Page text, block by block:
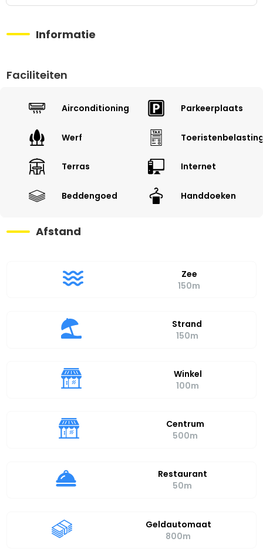
Informatie
Faciliteiten
Airconditioning Parkeerplaats
Werf
Terras Internet
Beddengoed Handdoeken
Afstand
Zee
150m
Strand
150m
Winkel
100m
Centrum
500m
Restaurant
50m
Geldautomaat
800m